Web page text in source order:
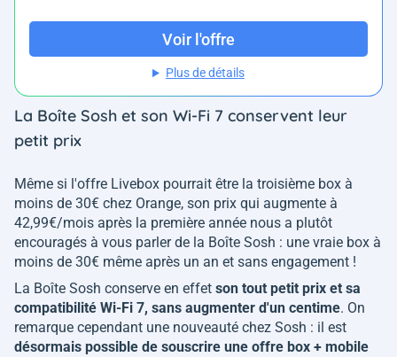
Voir l'offre
Plus de détails
La Boîte Sosh et son Wi-Fi 7 conservent leur
petit prix
Même si l'offre Livebox pourrait être la troisième box à
moins de 30€ chez Orange, son prix qui augmente à
42,99€/mois après la première année nous a plutôt
encouragés à vous parler de la Boîte Sosh : une vraie box à
moins de 30€ même après un an et sans engagement !
La Boîte Sosh conserve en effet son tout petit prix et sa
compatibilité Wi-Fi 7, sans augmenter d'un centime. On
remarque cependant une nouveauté chez Sosh : il est
désormais possible de souscrire une offre box + mobile